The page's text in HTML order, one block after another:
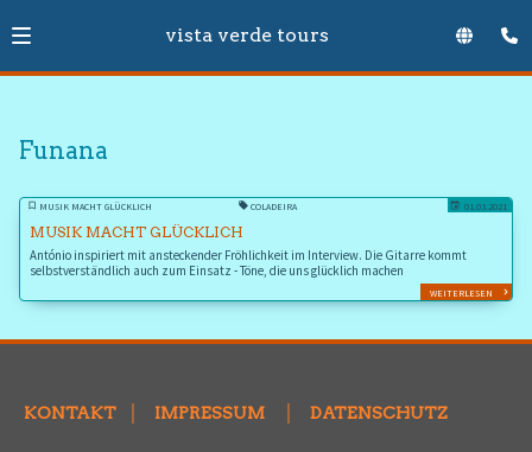
vista verde tours
Funana
MUSIK MACHT GLÜCKLICH COLADEIRA 01.03.2021
MUSIK MACHT GLÜCKLICH
António inspiriert mit ansteckender Fröhlichkeit im Interview. Die Gitarre kommt
selbstverständlich auch zum Einsatz - Töne, die uns glücklich machen
WEITERLESEN
KONTAKT IMPRESSUM DATENSCHUTZ